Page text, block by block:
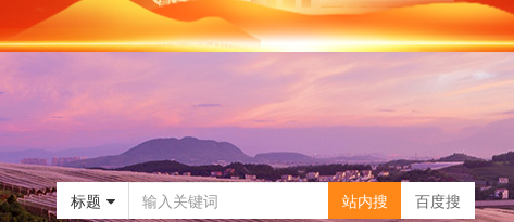
标题 站内搜 百度搜